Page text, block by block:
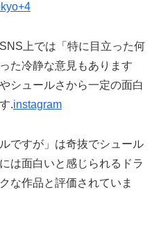
上では「特に目立った何
た冷静な意見もあります
シュールさから一定の面白
.instagram
ですが」は奇抜でシュール
は面白いと感じられるドラ
な作品と評価されていま